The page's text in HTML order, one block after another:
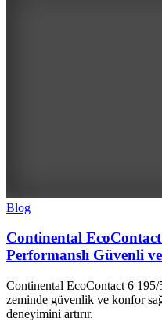
Blog
Continental
Performanslı Güvenli
Continental EcoContact 6 195/
zeminde güvenlik ve konfor
deneyimini artırır.